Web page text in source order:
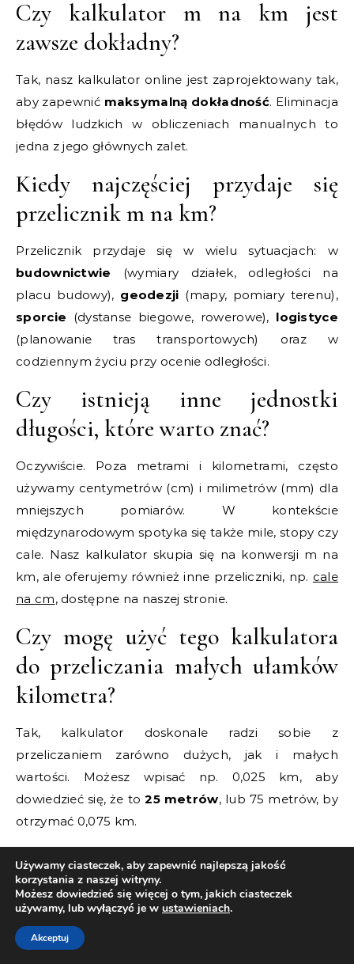
Czy kalkulator m na km jest
zawsze dokładny?
Tak, nasz kalkulator online jest zaprojektowany tak,
aby zapewnić maksymalną dokładność. Eliminacja
błędów ludzkich w obliczeniach manualnych to
jedna z jego głównych zalet.
Kiedy najczęściej przydaje się
przelicznik m na km?
Przelicznik przydaje się w wielu sytuacjach: w
budownictwie (wymiary działek, odległości na
placu budowy), geodezji (mapy, pomiary terenu),
sporcie (dystanse biegowe, rowerowe), logistyce
(planowanie tras transportowych) oraz w
codziennym życiu przy ocenie odległości.
Czy istnieją inne jednostki
długości, które warto znać?
Oczywiście. Poza metrami i kilometrami, często
używamy centymetrów (cm) i milimetrów (mm) dla
mniejszych pomiarów. W kontekście
międzynarodowym spotyka się także mile, stopy czy
cale. Nasz kalkulator skupia się na konwersji m na
km, ale oferujemy również inne przeliczniki, np. cale
na cm, dostępne na naszej stronie.
Czy mogę użyć tego kalkulatora
do przeliczania małych ułamków
kilometra?
Tak, kalkulator doskonale radzi sobie z
przeliczaniem zarówno dużych, jak i małych
wartości. Możesz wpisać np. 0,025 km, aby
dowiedzieć się, że to25 metrów, lub 75 metrów, by
otrzymać 0,075 km.
Czy przeliczanie m na km jest
zawsze proste?
Matematycznie jest bardzo proste, ponieważ opiera
się na stałym współczynniku 1000. Jednak w
Używamy ciasteczek, aby zapewnić najlepszą jakość
korzystania z naszej witryny.
Możesz dowiedzieć się więcej o tym, jakich ciasteczek
używamy, lub wyłączyć je w ustawieniach.
Akceptuj